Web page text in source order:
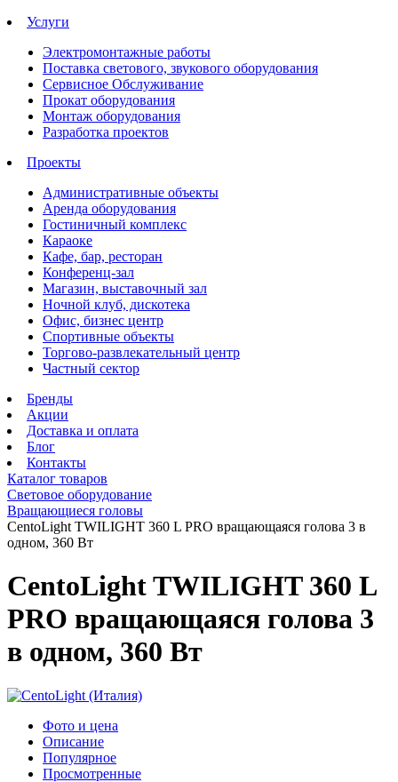
Услуги
Электромонтажные работы
Поставка светового, звукового оборудования
Сервисное Обслуживание
Прокат оборудования
Монтаж оборудования
Разработка проектов
Проекты
Административные объекты
Аренда оборудования
Гостиничный комплекс
Караоке
Кафе, бар, ресторан
Конференц-зал
Магазин, выставочный зал
Ночной клуб, дискотека
Офис, бизнес центр
Спортивные объекты
Торгово-развлекательный центр
Частный сектор
Бренды
Акции
Доставка и оплата
Блог
Контакты
Каталог товаров
Световое оборудование
Вращающиеся головы
CentoLight TWILIGHT 360 L PRO вращающаяся голова 3 в
одном, 360 Вт
CentoLight TWILIGHT 360 L
PRO вращающаяся голова 3
в одном, 360 Вт
Фото и цена
Описание
Популярное
Просмотренные